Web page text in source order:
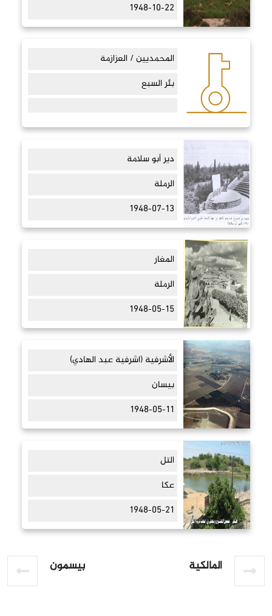
1948-10-22
المحمديين / العزازمة
بئر السبع
دير أبو سلامة
الرملة
1948-07-13
المغار
الرملة
1948-05-15
الأشرفية (اشرفية عبد الهادي)
بيسان
1948-05-11
التل
عكا
1948-05-21
المالكية بيسمون